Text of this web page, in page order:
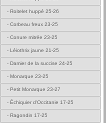
- Roitelet huppé 25-26
- Corbeau freux 23-25
- Conure mitrée 23-25
- Léiothrix jaune 21-25
- Damier de la succise 24-25
- Monarque 23-25
- Petit Monarque 23-27
- Échiquier d'Occitanie 17-25
- Ragondin 17-25